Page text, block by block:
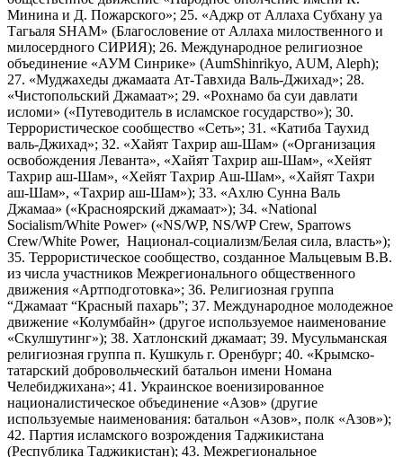
Минина и Д. Пожарского»; 25. «Аджр от Аллаха Субхану уа
Тагьаля SHAM» (Благословение от Аллаха милоственного и
милосердного СИРИЯ); 26. Международное религиозное
объединение «АУМ Синрике» (AumShinrikyo, AUM, Aleph);
27. «Муджахеды джамаата Ат-Тавхида Валь-Джихад»; 28.
«Чистопольский Джамаат»; 29. «Рохнамо ба суи давлати
исломи» («Путеводитель в исламское государство»); 30.
Террористическое сообщество «Сеть»; 31. «Катиба Таухид
валь-Джихад»; 32. «Хайят Тахрир аш-Шам» («Организация
освобождения Леванта», «Хайят Тахрир аш-Шам», «Хейят
Тахрир аш-Шам», «Хейят Тахрир Аш-Шам», «Хайят Тахри
аш-Шам», «Тахрир аш-Шам»); 33. «Ахлю Сунна Валь
Джамаа» («Красноярский джамаат»); 34. «National
Socialism/White Power» («NS/WP, NS/WP Crew, Sparrows
Crew/White Power, Национал-социализм/Белая сила, власть»);
35. Террористическое сообщество, созданное Мальцевым В.В.
из числа участников Межрегионального общественного
движения «Артподготовка»; 36. Религиозная группа
“Джамаат “Красный пахарь”; 37. Международное молодежное
движение «Колумбайн» (другое используемое наименование
«Скулшутинг»); 38. Хатлонский джамаат; 39. Мусульманская
религиозная группа п. Кушкуль г. Оренбург; 40. «Крымско-
татарский добровольческий батальон имени Номана
Челебиджихана»; 41. Украинское военизированное
националистическое объединение «Азов» (другие
используемые наименования: батальон «Азов», полк «Азов»);
42. Партия исламского возрождения Таджикистана
(Республика Таджикистан); 43. Межрегиональное